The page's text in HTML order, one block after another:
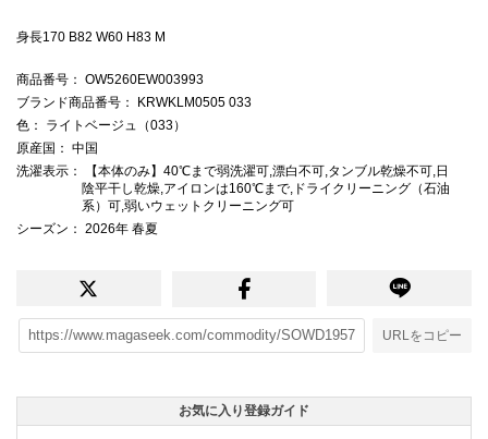
身長170 B82 W60 H83 M
商品番号 ： OW5260EW003993
ブランド商品番号 ： KRWKLM0505 033
色 ： ライトベージュ（033）
原産国 ： 中国
洗濯表示 ： 【本体のみ】40℃まで弱洗濯可,漂白不可,タンブル乾燥不可,日
陰平干し乾燥,アイロンは160℃まで,ドライクリーニング（石油
系）可,弱いウェットクリーニング可
シーズン ： 2026年 春夏
URLをコピー
お気に入り登録ガイド